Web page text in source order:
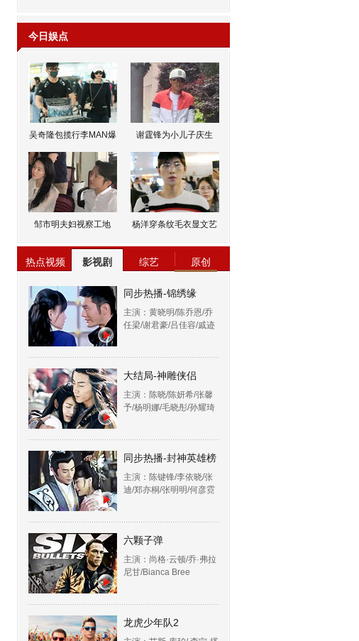
今日娱点
吴奇隆包揽行李MAN爆 谢霆锋为小儿子庆生
邹市明夫妇视察工地 杨洋穿条纹毛衣显文艺
热点视频 影视剧 综艺 原创
同步热播-锦绣缘
主演：黄晓明/陈乔恩/乔
任梁/谢君豪/吕佳容/戚迹
大结局-神雕侠侣
主演：陈晓/陈妍希/张馨
予/杨明娜/毛晓彤/孙耀琦
同步热播-封神英雄榜
主演：陈键锋/李依晓/张
迪/郑亦桐/张明明/何彦霓
六颗子弹
主演：尚格·云顿/乔·弗拉
尼甘/Bianca Bree
龙虎少年队2